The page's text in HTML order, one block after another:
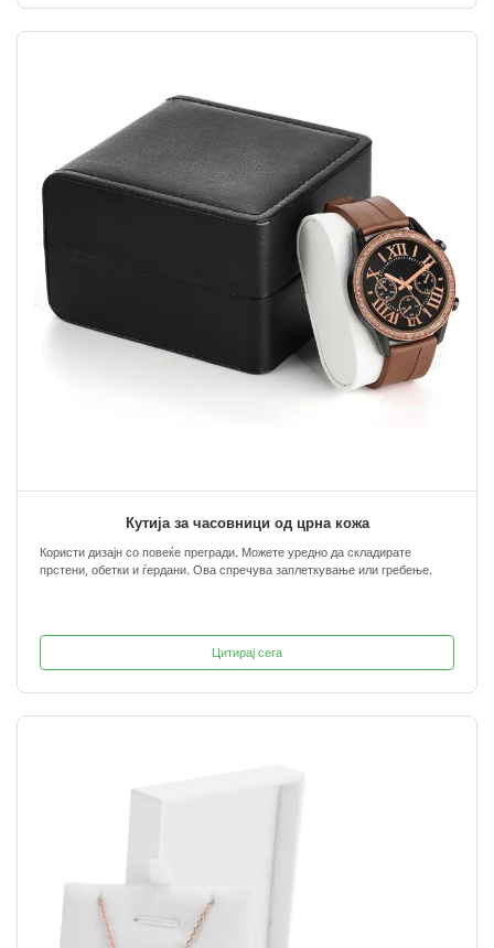
Кутија за часовници од црна кожа
Користи дизајн со повеќе прегради. Можете уредно да складирате
прстени, обетки и ѓердани. Ова спречува заплеткување или гребење.
Цитирај сега